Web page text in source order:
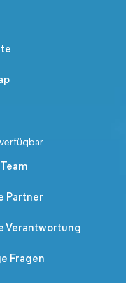
Partner
Verantwortung
Fragen